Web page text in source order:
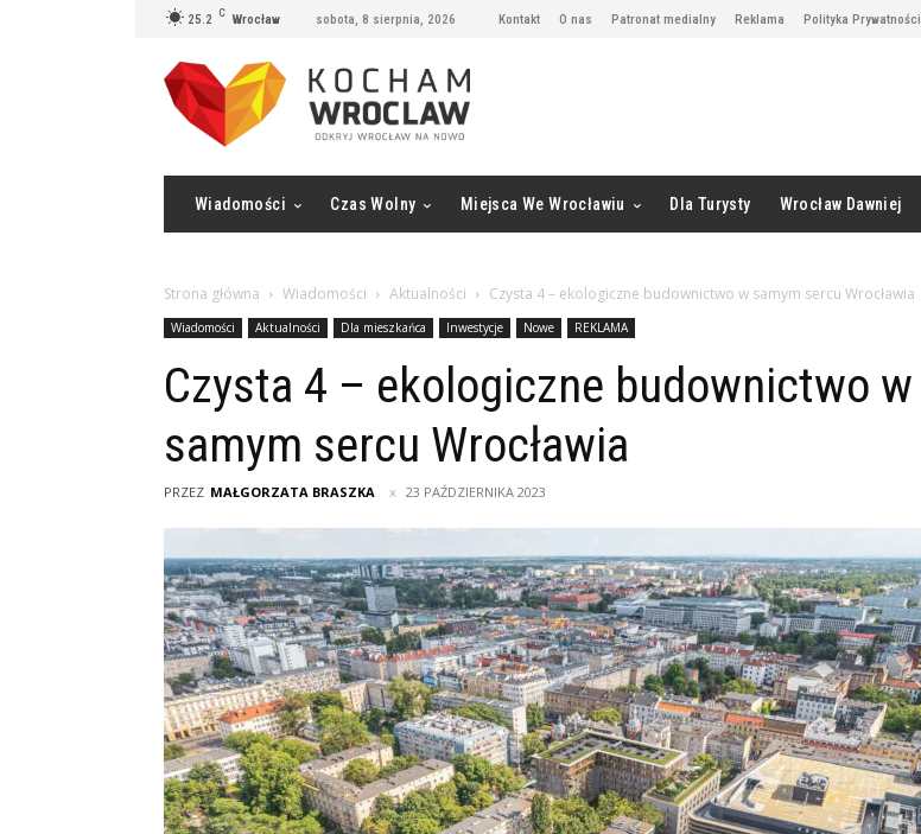
25.2 C Wrocław sobota, 8 sierpnia, 2026 Kontakt O nas Patronat medialny Reklama Polityka Prywatności
Wiadomości Czas Wolny Miejsca We Wrocławiu Dla Turysty Wrocław Dawniej
Strona główna Wiadomości Aktualności Czysta 4 – ekologiczne budownictwo w samym sercu Wrocławia
Wiadomości Aktualności Dla mieszkańca Inwestycje Nowe REKLAMA
Czysta 4 – ekologiczne budownictwo w
samym sercu Wrocławia
PRZEZ MAŁGORZATA BRASZKA 23 PAŹDZIERNIKA 2023